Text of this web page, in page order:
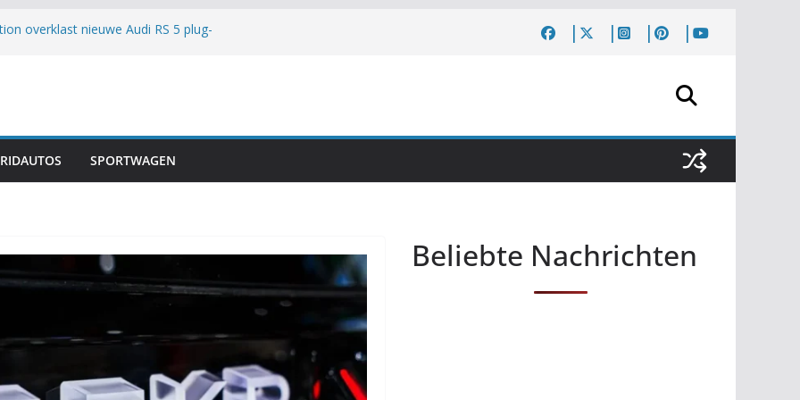
overklast nieuwe Audi RS 5 plug-
ontwikkeld
Sportief toeren ontwaakt
SPORTWAGEN
Beliebte Nachrichten